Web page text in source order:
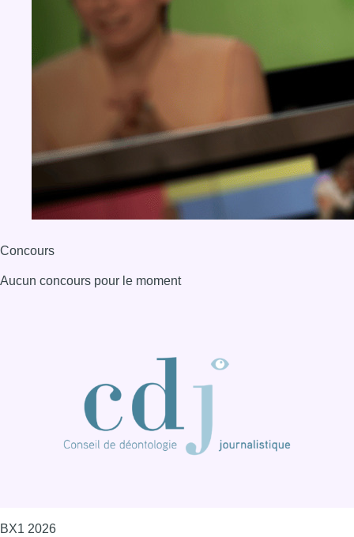
Concours
Aucun concours pour le moment
BX1 2026